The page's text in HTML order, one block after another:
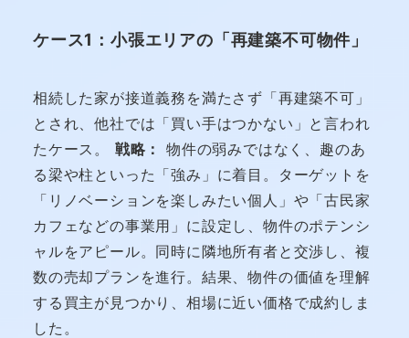
ケース1：小張エリアの「再建築不可物件」
相続した家が接道義務を満たさず「再建築不可」
とされ、他社では「買い手はつかない」と言われ
たケース。 戦略：
物件の弱みではなく、趣のあ
る梁や柱といった「強み」に着目。ターゲットを
「リノベーションを楽しみたい個人」や「古民家
カフェなどの事業用」に設定し、物件のポテンシ
ャルをアピール。同時に隣地所有者と交渉し、複
数の売却プランを進行。結果、物件の価値を理解
する買主が見つかり、相場に近い価格で成約しま
した。